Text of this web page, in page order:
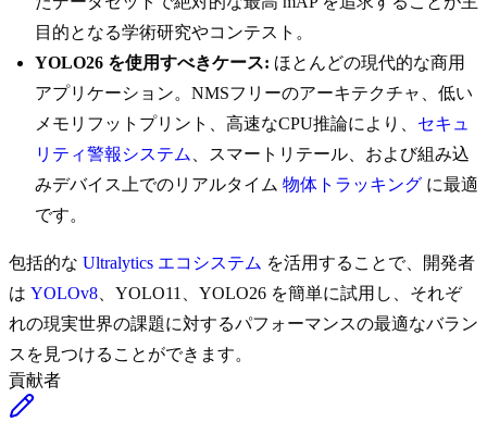
目的となる学術研究やコンテスト。
YOLO26 を使用すべきケース: ほとんどの現代的な商用
アプリケーション。NMSフリーのアーキテクチャ、低い
メモリフットプリント、高速なCPU推論により、 セキュ
リティ警報システム
、スマートリテール、および組み込
みデバイス上でのリアルタイム 物体トラッキング に最適
です。
包括的な Ultralytics エコシステム を活用することで、開発者
は YOLOv8 、YOLO11、YOLO26 を簡単に試用し、それぞ
れの現実世界の課題に対するパフォーマンスの最適なバラン
スを見つけることができます。
貢献者